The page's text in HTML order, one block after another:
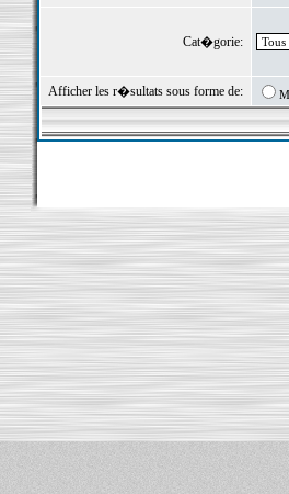
Cat�gorie:
Afficher les r�sultats sous forme de: